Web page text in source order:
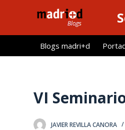
l
Blogs madri+d
VI
JAVIER REVILLA CANORA